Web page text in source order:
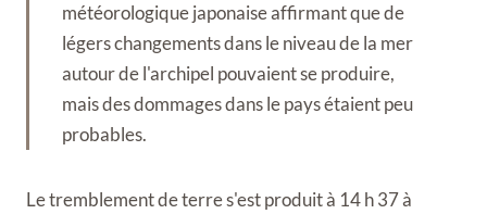
météorologique japonaise affirmant que de
légers changements dans le niveau de la mer
autour de l'archipel pouvaient se produire,
mais des dommages dans le pays étaient peu
probables.
Le tremblement de terre s'est produit à 14 h 37 à